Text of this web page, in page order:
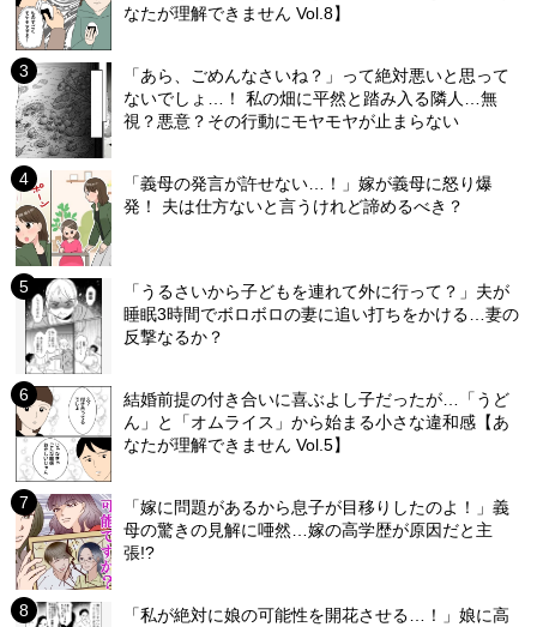
なたが理解できません Vol.8】
「あら、ごめんなさいね？」って絶対悪いと思って
ないでしょ…！ 私の畑に平然と踏み入る隣人…無
視？悪意？その行動にモヤモヤが止まらない
「義母の発言が許せない…！」嫁が義母に怒り爆
発！ 夫は仕方ないと言うけれど諦めるべき？
「うるさいから子どもを連れて外に行って？」夫が
睡眠3時間でボロボロの妻に追い打ちをかける…妻の
反撃なるか？
結婚前提の付き合いに喜ぶよし子だったが…「うど
ん」と「オムライス」から始まる小さな違和感【あ
なたが理解できません Vol.5】
「嫁に問題があるから息子が目移りしたのよ！」義
母の驚きの見解に唖然…嫁の高学歴が原因だと主
張!?
「私が絶対に娘の可能性を開花させる…！」娘に高